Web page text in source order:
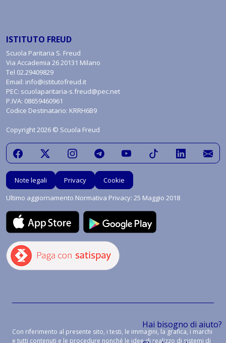
Hai bisogno di aiuto?
ISTITUTO FREUD
Scuola Paritaria S. Freud
Via Accademia 26 20131 Milano
Tel 02.29409829
Email: info@istitutofreud.it
PEC: scuolaparitaria-s.freud@pec.net
P.IVA: 08659460961
Codice Destinatario: KRRH6B9
Copyright 2026 © Scuola Freud
Note legali Privacy
Cookie
Ultimo aggiornamento Normativa Privacy: 25 Maggio 2018
Con riferimento al presente sito, i testi, le immagini, la grafica, i marchi
e tutti contenuti e le procedure nonché le idee di realizzo di sistemi di